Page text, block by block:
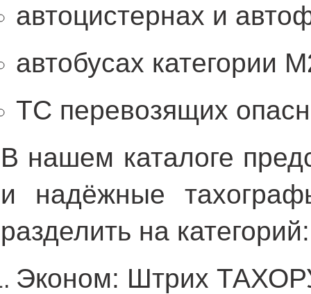
автоцистернах и
автобусах категории
ТС перевозящих
В нашем каталоге
и надёжные
разделить на категорий:
Эконом: Штрих